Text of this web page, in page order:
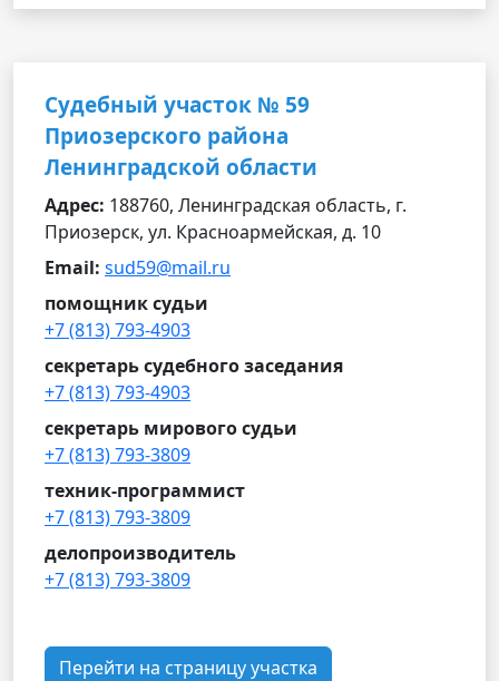
Судебный участок № 59
Приозерского района
Ленинградской области
Адрес: 188760, Ленинградская область, г.
Приозерск, ул. Красноармейская, д. 10
Email: sud59@mail.ru
помощник судьи
+7 (813) 793-4903
секретарь судебного заседания
+7 (813) 793-4903
секретарь мирового судьи
+7 (813) 793-3809
техник-программист
+7 (813) 793-3809
делопроизводитель
+7 (813) 793-3809
Перейти на страницу участка